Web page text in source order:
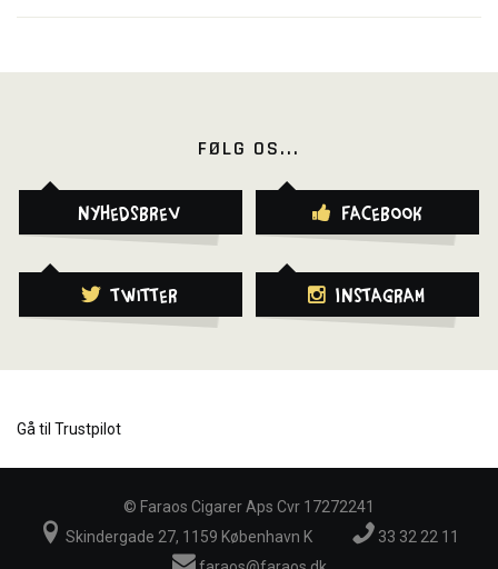
FØLG OS...
Nyhedsbrev Facebook
Twitter Instagram
Gå til Trustpilot
© Faraos Cigarer Aps Cvr 17272241
Skindergade 27, 1159 København K
33 32 22 11